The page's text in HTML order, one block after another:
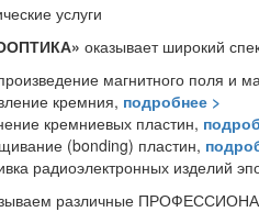
услуги
оказывает широкий
магнитного поля и
кремния, подробнее >
кремниевых пластин,
(bonding) пластин,
радиоэлектронных изделий
различные